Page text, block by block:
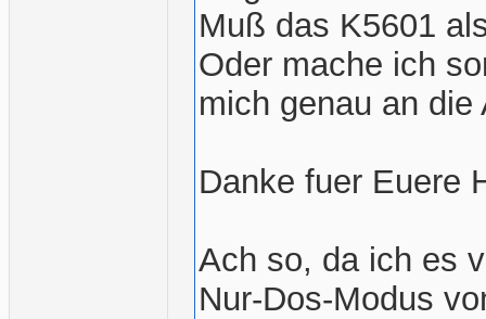
Muß das K5601
Oder mache ich
mich genau an
Danke fuer Euere
Ach so, da ich es
Nur-Dos-Modus